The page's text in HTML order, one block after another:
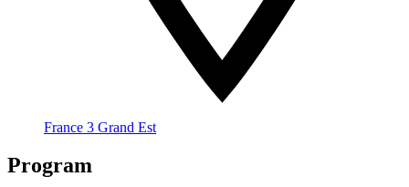
France 3 Grand Est
Program